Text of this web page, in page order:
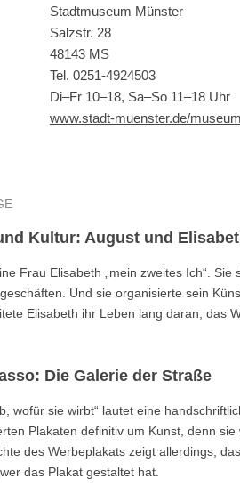
Stadtmuseum Münster
Salzstr. 28
48143 MS
Tel. 0251-4924503
Di–Fr 10–18, Sa–So 11–18 Uhr
www.stadt-muenster.de/museum
Kultur: August und
Frau Elisabeth „mein zweites Ich“.
Und sie organisierte sein
Elisabeth ihr Leben lang daran, das
Die Galerie der Straße
wofür sie wirbt“ lautet eine
Plakaten definitiv um Kunst, denn
des Werbeplakats zeigt allerdings,
das Plakat gestaltet hat.